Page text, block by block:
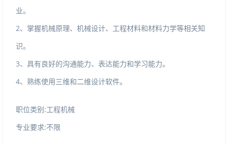
业。
2、掌握机械原理、机械设计、工程材料和材料力学等相关知
识。
3、具有良好的沟通能力、表达能力和学习能力。
4、熟练使用三维和二维设计软件。
职位类别:工程机械
专业要求:不限